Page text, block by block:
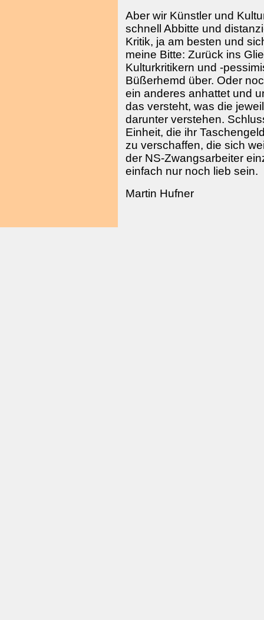
Aber wir Künstler und
schnell Abbitte und
Kritik, ja am besten und
meine Bitte: Zurück ins
Kulturkritikern und -
Büßerhemd über. Oder
ein anderes anhattet und
das versteht, was die
darunter verstehen.
Einheit, die ihr
zu verschaffen, die sich
der NS-Zwangsarbeiter
einfach nur noch lieb sein.
Martin Hufner